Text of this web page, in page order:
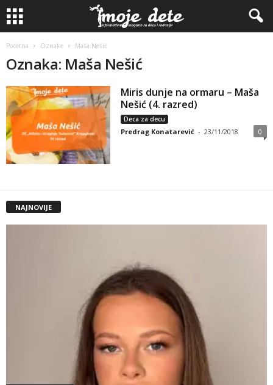
Početna Oznake Maša Nešić
Oznaka: Maša Nešić
Miris dunje na ormaru – Maša
Nešić (4. razred)
Deca za decu
Predrag Konatarević - 23/11/2018 0
NAJNOVIJE